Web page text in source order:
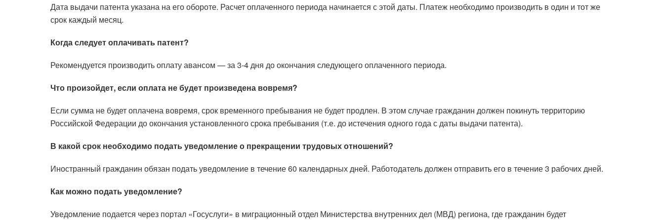
Дата выдачи патента указана на его обороте. Расчет оплаченного периода начинается с этой даты. Платеж необходимо производить в один и тот же
срок каждый месяц.
Когда следует оплачивать патент?
Рекомендуется производить оплату авансом — за 3-4 дня до окончания следующего оплаченного периода.
Что произойдет, если оплата не будет произведена вовремя?
Если сумма не будет оплачена вовремя, срок временного пребывания не будет продлен. В этом случае гражданин должен покинуть территорию
Российской Федерации до окончания установленного срока пребывания (т.е. до истечения одного года с даты выдачи патента).
В какой срок необходимо подать уведомление о прекращении трудовых отношений?
Иностранный гражданин обязан подать уведомление в течение 60 календарных дней. Работодатель должен отправить его в течение 3 рабочих дней.
Как можно подать уведомление?
Уведомление подается через портал «Госуслуги» в миграционный отдел Министерства внутренних дел (МВД) региона, где гражданин будет